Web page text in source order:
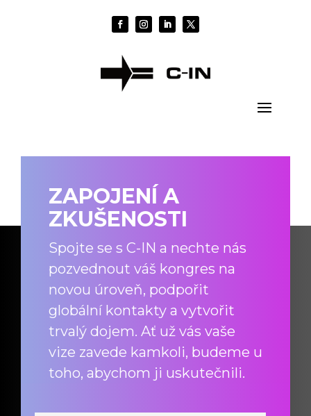
ZAPOJENÍ A
ZKUŠENOSTI
Spojte se s C-IN a nechte nás
pozvednout váš kongres na
novou úroveň, podpořit
globální kontakty a vytvořit
trvalý dojem. Ať už vás vaše
vize zavede kamkoli, budeme u
toho, abychom ji uskutečnili.